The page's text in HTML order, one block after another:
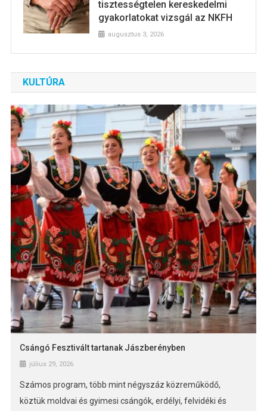
tisztességtelen kereskedelmi
gyakorlatokat vizsgál az NKFH
augusztus 3, 2026
KULTÚRA
Csángó Fesztivált tartanak Jászberényben
július 29, 2026
Számos program, több mint négyszáz közreműködő,
köztük moldvai és gyimesi csángók, erdélyi, felvidéki és